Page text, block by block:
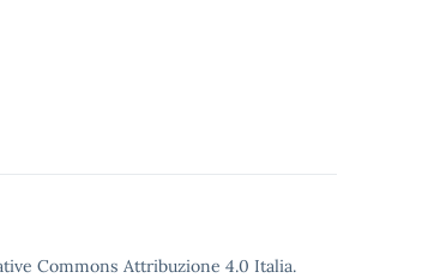
Commons Attribuzione 4.0 Italia.